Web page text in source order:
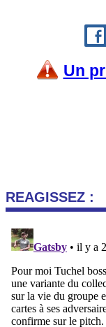
Un
REAGISSEZ :